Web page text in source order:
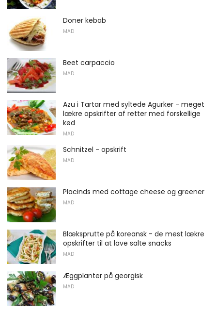
Doner kebab
MAD
Beet carpaccio
MAD
Azu i Tartar med syltede Agurker - meget
lækre opskrifter af retter med forskellige
kød
MAD
Schnitzel - opskrift
MAD
Placinds med cottage cheese og greener
MAD
Blæksprutte på koreansk - de mest lækre
opskrifter til at lave salte snacks
MAD
Æggplanter på georgisk
MAD